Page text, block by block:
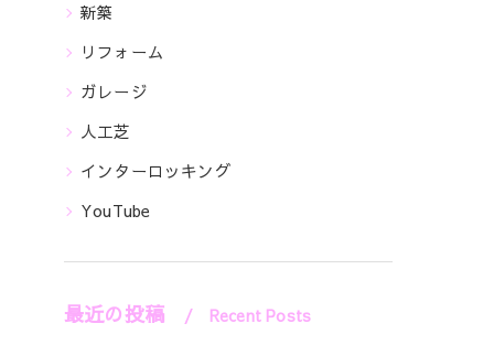
新築
リフォーム
ガレージ
人工芝
インターロッキング
YouTube
最近の投稿 Recent Posts